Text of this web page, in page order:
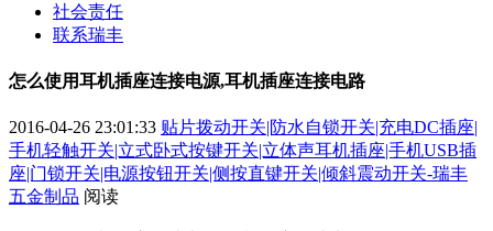
社会责任
联系瑞丰
怎么使用耳机插座连接电源,耳机插座连接电路
2016-04-26 23:01:33 贴片拨动开关|防水自锁开关|充电DC插座|
手机轻触开关|立式卧式按键开关|立体声耳机插座|手机USB插
座|门锁开关|电源按钮开关|侧按直键开关|倾斜震动开关-瑞丰
五金制品 阅读